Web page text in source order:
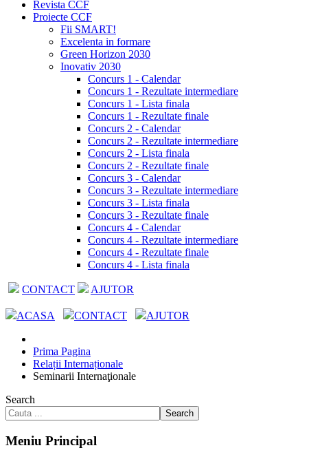
Revista CCF
Proiecte CCF
Fii SMART!
Excelenta in formare
Green Horizon 2030
Inovativ 2030
Concurs 1 - Calendar
Concurs 1 - Rezultate intermediare
Concurs 1 - Lista finala
Concurs 1 - Rezultate finale
Concurs 2 - Calendar
Concurs 2 - Rezultate intermediare
Concurs 2 - Lista finala
Concurs 2 - Rezultate finale
Concurs 3 - Calendar
Concurs 3 - Rezultate intermediare
Concurs 3 - Lista finala
Concurs 3 - Rezultate finale
Concurs 4 - Calendar
Concurs 4 - Rezultate intermediare
Concurs 4 - Rezultate finale
Concurs 4 - Lista finala
CONTACT AJUTOR
ACASA CONTACT AJUTOR
Prima Pagina
Relații Internaționale
Seminarii Internaţionale
Search
Search
Meniu Principal